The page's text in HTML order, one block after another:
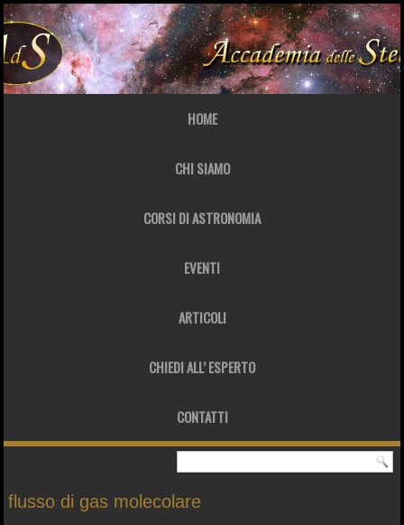
HOME
CHI SIAMO
CORSI DI ASTRONOMIA
EVENTI
ARTICOLI
CHIEDI ALL’ ESPERTO
CONTATTI
flusso di gas molecolare